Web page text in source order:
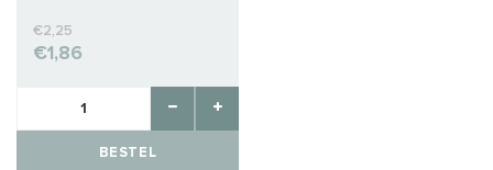
€2,25
€1,86
BESTEL